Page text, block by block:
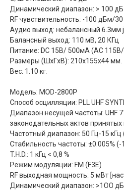
Динамический диапазон: > 100 дБ
RF чувствительность: -100 дБм/30
Аудио выход: небалансный 6.3мм
Балансный выход: 110 мВ, 20 КГц
Питание: DC 15В/ 500мА (AC
Размеры (ШxГxВ): 210x155x44 мм.
Вес: 1.10 кг.
Модель: MOD-2800P
Способ осцилляции: PLL UHF
Диапазон несущей частоты: UHF
законодательных актов принятых
Частотный диапазон: 50 Гц-15 кГц
Стабильность частоты: ±0.005% (-
T.H.D.: 1 кГц < 0,8 %
Режим модуляции: FM (F3E)
RF выходная мощность: 5 мВт
Динамический диапазон: >1OO дБ